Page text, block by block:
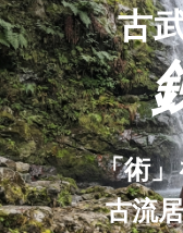
古
「術
古流